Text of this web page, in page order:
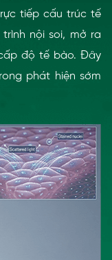
tiếp cấu trúc tế
nội soi, mở ra
độ tế bào. Đây
phát hiện sớm